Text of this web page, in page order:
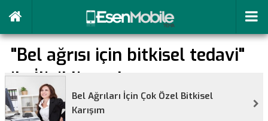
"Bel ağrısı için bitkisel tedavi"
ile İlişikli yazılar
Bel Ağrıları İçin Çok Özel Bitkisel
Karışım